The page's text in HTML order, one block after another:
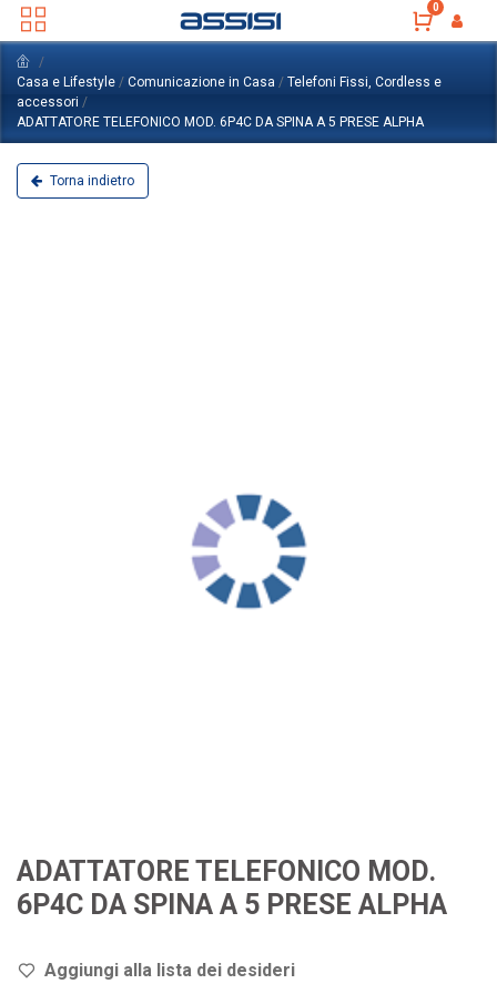
0
Casa e Lifestyle / Comunicazione in Casa / Telefoni Fissi, Cordless e
accessori /
ADATTATORE TELEFONICO MOD. 6P4C DA SPINA A 5 PRESE ALPHA
Torna indietro
ADATTATORE TELEFONICO MOD.
6P4C DA SPINA A 5 PRESE ALPHA
Aggiungi alla lista dei desideri